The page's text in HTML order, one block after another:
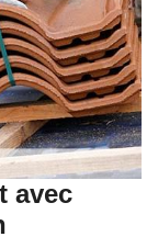
avec